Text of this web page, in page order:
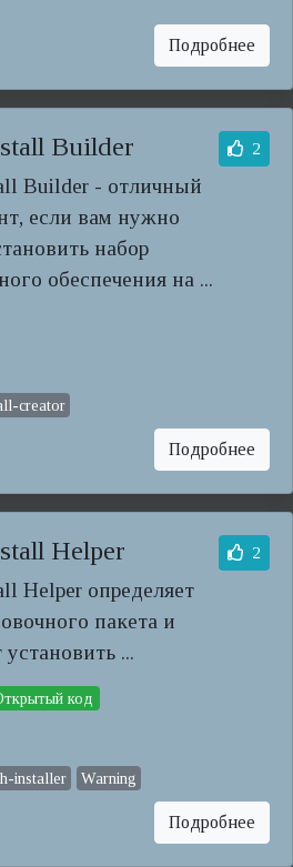
Подробнее
Builder
Builder - отличный
если вам нужно
набор
обеспечения на ...
2
creator
Подробнее
Helper
Helper определяет
пакета и
установить ...
2
код
installer Warning
Подробнее